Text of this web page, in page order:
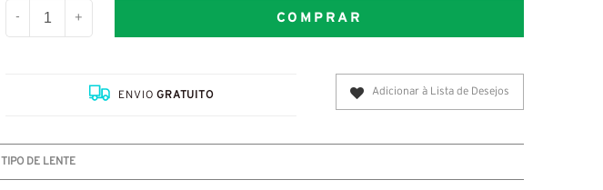
- + COMPRAR
ENVIOGRATUITO Adicionar à Lista de Desejos
TIPO DE LENTE